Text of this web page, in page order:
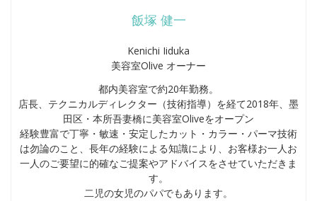
飯塚 健一
Kenichi Iiduka
美容室Olive オーナー
都内美容室で約20年勤務。
店長、テクニカルディレクター（技術指導）を経て2018年、墨
田区・本所吾妻橋に美容室Oliveをオープン
経験豊富で丁寧・敏速・安定したカット・カラー・パーマ技術
は勿論のこと、長年の経験による知識により、お客様お一人お
一人のご要望に的確なご提案やアドバイスをさせていただきま
す。
二児の女児のパパでもあります。